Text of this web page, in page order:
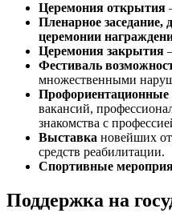
Церемония открытия
Пленарное заседание,
церемонии
Церемония закрытия
Фестиваль
множественными
Профориентационные
вакансий,
знакомства с
Выставка новейших
средств реабилитации.
Спортивные
Поддержка на